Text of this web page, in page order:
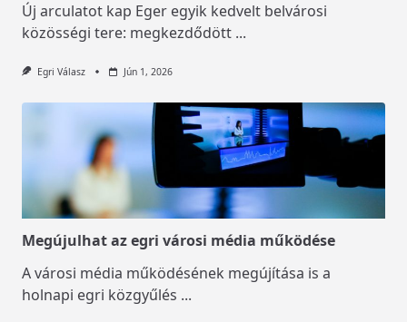
Új arculatot kap Eger egyik kedvelt belvárosi
közösségi tere: megkezdődött ...
Egri Válasz Jún 1, 2026
Megújulhat az egri városi média működése
A városi média működésének megújítása is a
holnapi egri közgyűlés ...